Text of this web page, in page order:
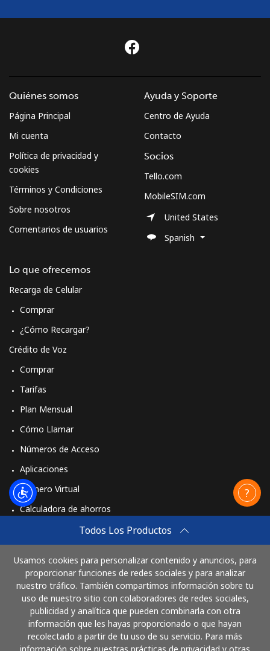
Todos Los Productos
Usamos cookies para personalizar contenido y anuncios, para
proporcionar funciones de redes sociales y para analizar
nuestro tráfico. También compartimos información sobre tu
uso de nuestro sitio con colaboradores de redes sociales,
publicidad y analítica que pueden combinarla con otra
información que les hayas proporcionado o que hayan
recolectado a partir de tu uso de su servicio. Para más
Quiénes somos
Página Principal
Mi cuenta
Política de privacidad y
cookies
Términos y Condiciones
Sobre nosotros
Comentarios de usuarios
Lo que ofrecemos
Recarga de Celular
Comprar
¿Cómo Recargar?
Crédito de Voz
Comprar
Tarifas
Plan Mensual
Cómo Llamar
Números de Acceso
Aplicaciones
Número Virtual
Calculadora de ahorros
Cómo funciona
Ayuda y Soporte
Centro de Ayuda
Contacto
Socios
Tello.com
MobileSIM.com
United States
Spanish
Paga con